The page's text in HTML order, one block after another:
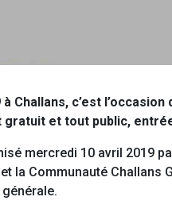
Challans, c’est
gratuit et tout public,
mercredi 10 avril 2019
la Communauté Challans